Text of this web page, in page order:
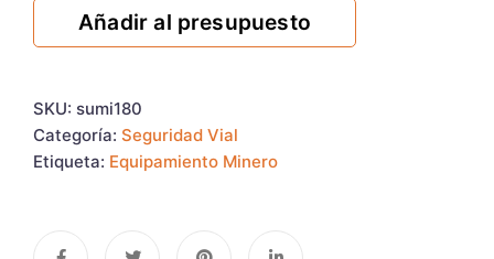
Añadir al presupuesto
SKU: sumi180
Categoría: Seguridad Vial
Etiqueta: Equipamiento Minero